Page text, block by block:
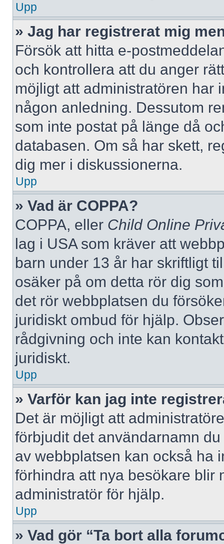
Upp
» Jag har registrerat mig
Försök att hitta e-
och kontrollera att du anger
möjligt att administratören har
någon anledning. Dessutom
som inte postat på länge då
databasen. Om så har skett,
dig mer i diskussionerna.
Upp
» Vad är COPPA?
COPPA, eller Child Online
lag i USA som kräver att
barn under 13 år har skriftligt
osäker på om detta rör dig
det rör webbplatsen du
juridiskt ombud för hjälp.
rådgivning och inte kan
juridiskt.
Upp
» Varför kan jag inte
Det är möjligt att
förbjudit det användarnamn
av webbplatsen kan också ha
förhindra att nya besökare blir
administratör för hjälp.
Upp
» Vad gör “Ta bort alla